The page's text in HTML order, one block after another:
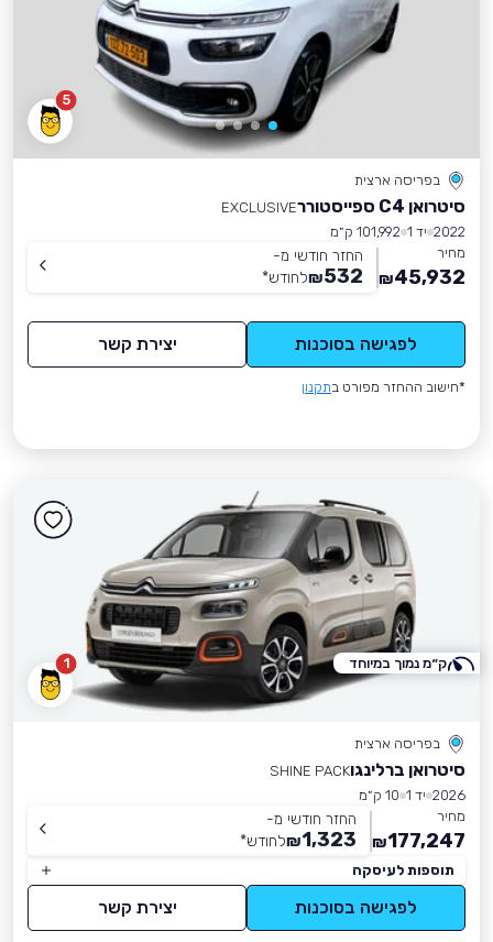
5
בפריסה ארצית
סיטרואן C4 ספייסטורר
EXCLUSIVE
2022 יד 1
101,992 ק״מ
מחיר
45,932
₪
החזר חודשי מ-
532
₪לחודש*
לפגישה בסוכנות יצירת קשר
*חישוב ההחזר מפורט בתקנון
1
בפריסה ארצית
סיטרואן ברלינגוSHINE PACK
2026 יד 1
10 ק״מ
מחיר
177,247
₪
החזר חודשי מ-
1,323
₪לחודש*
תוספות לעיסקה
לפגישה בסוכנות יצירת קשר
ק״מ נמוך במיוחד